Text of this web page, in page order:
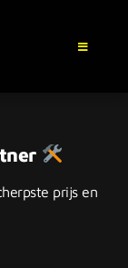
prijs en